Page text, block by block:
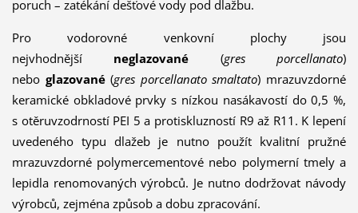
poruch – zatékání dešťové vody pod dlažbu.
Pro vodorovné venkovní plochy jsou
nejvhodnější neglazované (gres porcellanato)
nebo glazované(gres porcellanato smaltato) mrazuvzdorné
keramické obkladové prvky s nízkou nasákavostí do 0,5 %,
s otěruvzodrností PEI 5 a protiskluzností R9 až R11. K lepení
uvedeného typu dlažeb je nutno použít kvalitní pružné
mrazuvzdorné polymercementové nebo polymerní tmely a
lepidla renomovaných výrobců. Je nutno dodržovat návody
výrobců, zejména způsob a dobu zpracování.